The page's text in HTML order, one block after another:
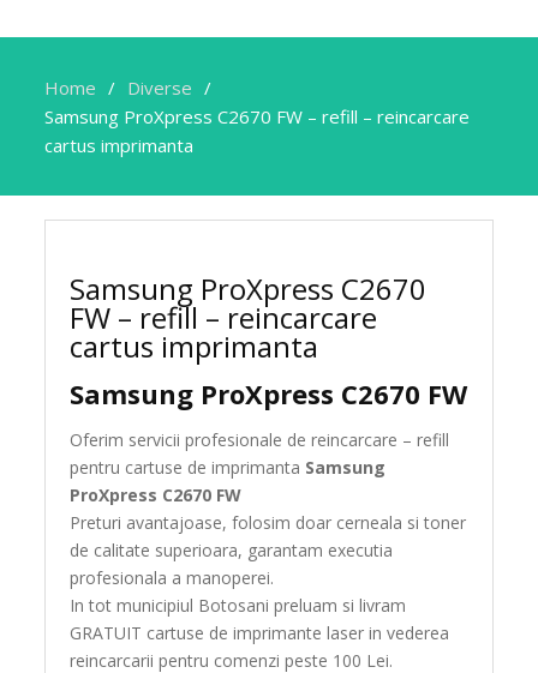
Home
Diverse
Samsung ProXpress C2670 FW – refill – reincarcare
cartus imprimanta
Samsung ProXpress C2670
FW – refill – reincarcare
cartus imprimanta
Samsung ProXpress C2670 FW
Oferim servicii profesionale de reincarcare – refill
pentru cartuse de imprimanta Samsung
ProXpress C2670 FW
Preturi avantajoase, folosim doar cerneala si toner
de calitate superioara, garantam executia
profesionala a manoperei.
In tot municipiul Botosani preluam si livram
GRATUIT cartuse de imprimante laser in vederea
reincarcarii pentru comenzi peste 100 Lei.